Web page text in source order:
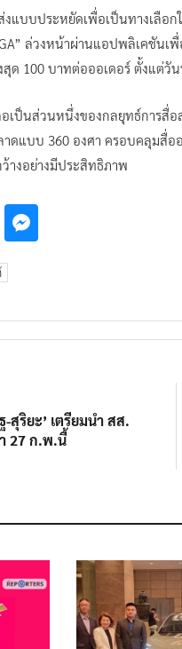
งแบบประหยัดเพื่อเป็นทางเลือก
ล่วงหน้าผ่านแอปพลิเคชันเ
ด 100 บาทต่อออเดอร์ ตั้งแต่วั
เป็นส่วนหนึ่งของกลยุทธ์การสื่
ลาดแบบ 360 องศา ครอบคลุม
างอย่างมีประสิทธิภาพ
สุริยะ’ เตรียมนำ สส.
27 ก.พ.นี้